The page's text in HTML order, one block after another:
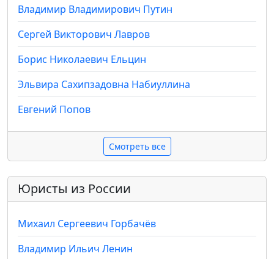
Владимир Владимирович Путин
Сергей Викторович Лавров
Борис Николаевич Ельцин
Эльвира Сахипзадовна Набиуллина
Евгений Попов
Смотреть все
Юристы из России
Михаил Сергеевич Горбачёв
Владимир Ильич Ленин